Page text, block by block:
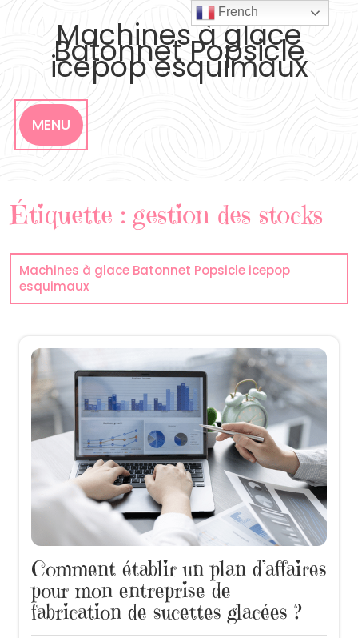
Machines à glace
Batonnet Popsicle
icepop esquimaux
MENU
Étiquette : gestion des stocks
Machines à glace Batonnet Popsicle icepop
esquimaux
Comment établir un plan d’affaires
pour mon entreprise de
fabrication de sucettes glacées ?
French